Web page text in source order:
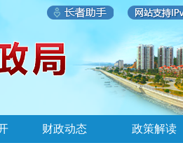
财政动态 政策解读